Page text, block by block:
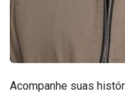
Acompanhe suas